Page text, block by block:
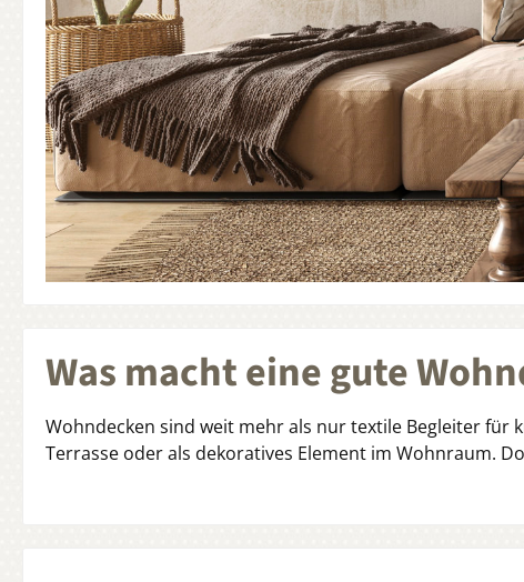
Was macht eine gute
Wohndecken sind weit mehr als nur textile Begleiter für
Terrasse oder als dekoratives Element im Wohnraum.